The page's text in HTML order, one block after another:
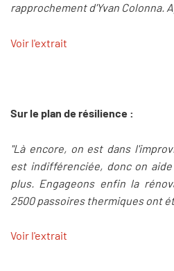
rapprochement d'Yvan Colonna.
Voir l'extrait
Sur le plan de résilience :
"Là encore, on est dans
est indifférenciée, donc on
plus. Engageons enfin la
2500 passoires thermiques ont
Voir l'extrait